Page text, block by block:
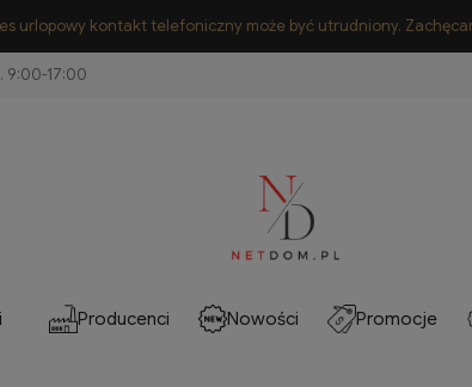
urlopowy kontakt telefoniczny może być utrudniony.
Producenci Nowości Promocje